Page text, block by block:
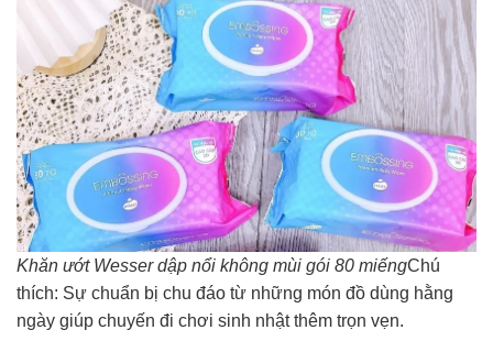
Khăn ướt Wesser dập nổi không mùi gói 80 miếngChú
thích: Sự chuẩn bị chu đáo từ những món đồ dùng hằng
ngày giúp chuyến đi chơi sinh nhật thêm trọn vẹn.